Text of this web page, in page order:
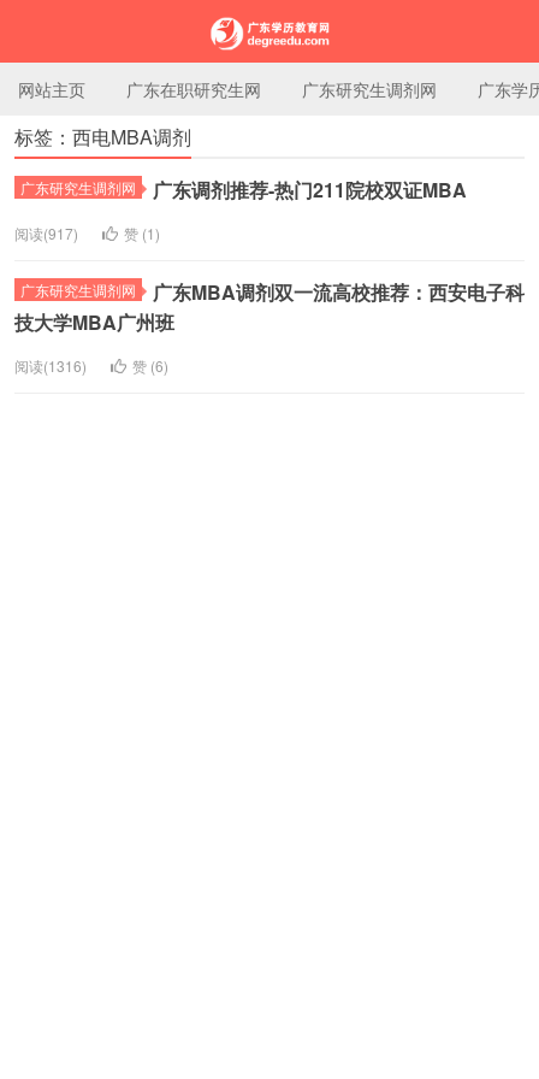
广东学历教育网
网站主页 广东在职研究生网 广东研究生调剂网 广东学
标签：西电MBA调剂
广东研究生调剂网 广东调剂推荐-热门211院校双证MBA
阅读(917) 赞 (1)
广东研究生调剂网
广东MBA调剂双一流高校推荐：西安电子科
技大学MBA广州班
阅读(1316) 赞 (6)